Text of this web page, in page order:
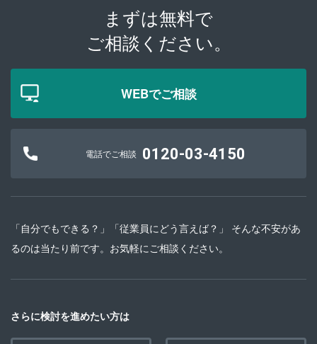
まずは無料で
ご相談ください。
WEBでご相談
電話でご相談 0120-03-4150
「自分でもできる？」「従業員にどう言えば？」 そんな不安があ
るのは当たり前です。お気軽にご相談ください。
さらに検討を進めたい方は